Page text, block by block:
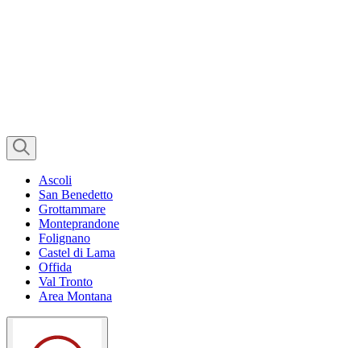
Ascoli
San Benedetto
Grottammare
Monteprandone
Folignano
Castel di Lama
Offida
Val Tronto
Area Montana